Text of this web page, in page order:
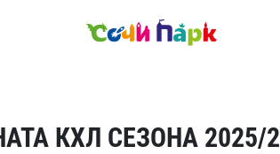
КХЛ СЕЗОНА 2025/